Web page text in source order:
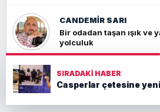
CANDEMIR SARI
Bir odadan taşan ışık ve
yolculuk
FERDA AKGÜL
Türkleri öldür!
SIRADAKI HABER
Casperlar çetesine